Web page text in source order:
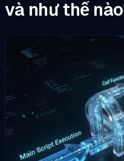
và như thế